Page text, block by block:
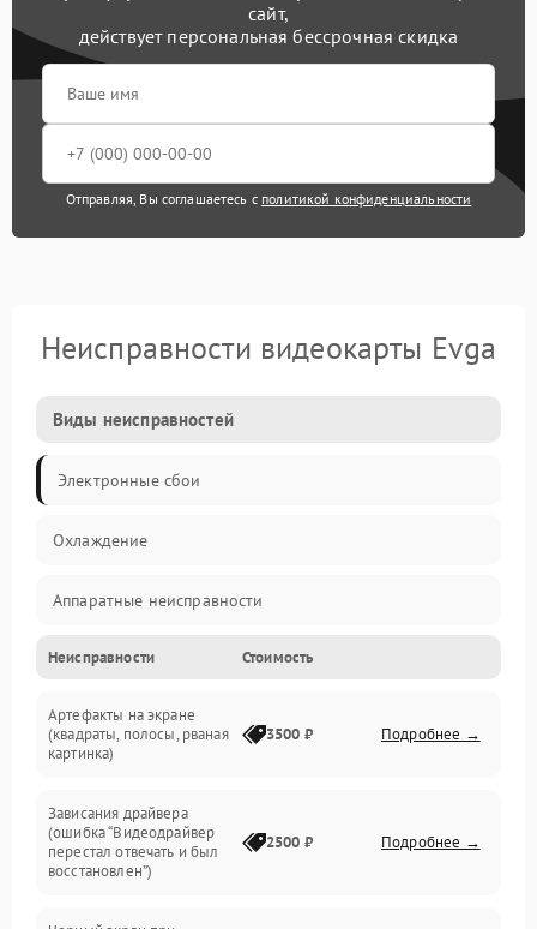
сайт,
действует персональная бессрочная скидка
Отправляя, Вы соглашаетесь с политикой конфиденциальности
Неисправности видеокарты Evga
Виды неисправностей
Электронные сбои
Охлаждение
Аппаратные неисправности
Перегрев и термопроблемы
Видео
Интерфейсные и коммуникационные проблемы
Неисправности Стоимость
Артефакты на экране
(квадраты, полосы, рваная
картинка)
3500 ₽ Подробнее →
Зависания драйвера
(ошибка “Видеодрайвер
перестал отвечать и был
восстановлен”)
2500 ₽ Подробнее →